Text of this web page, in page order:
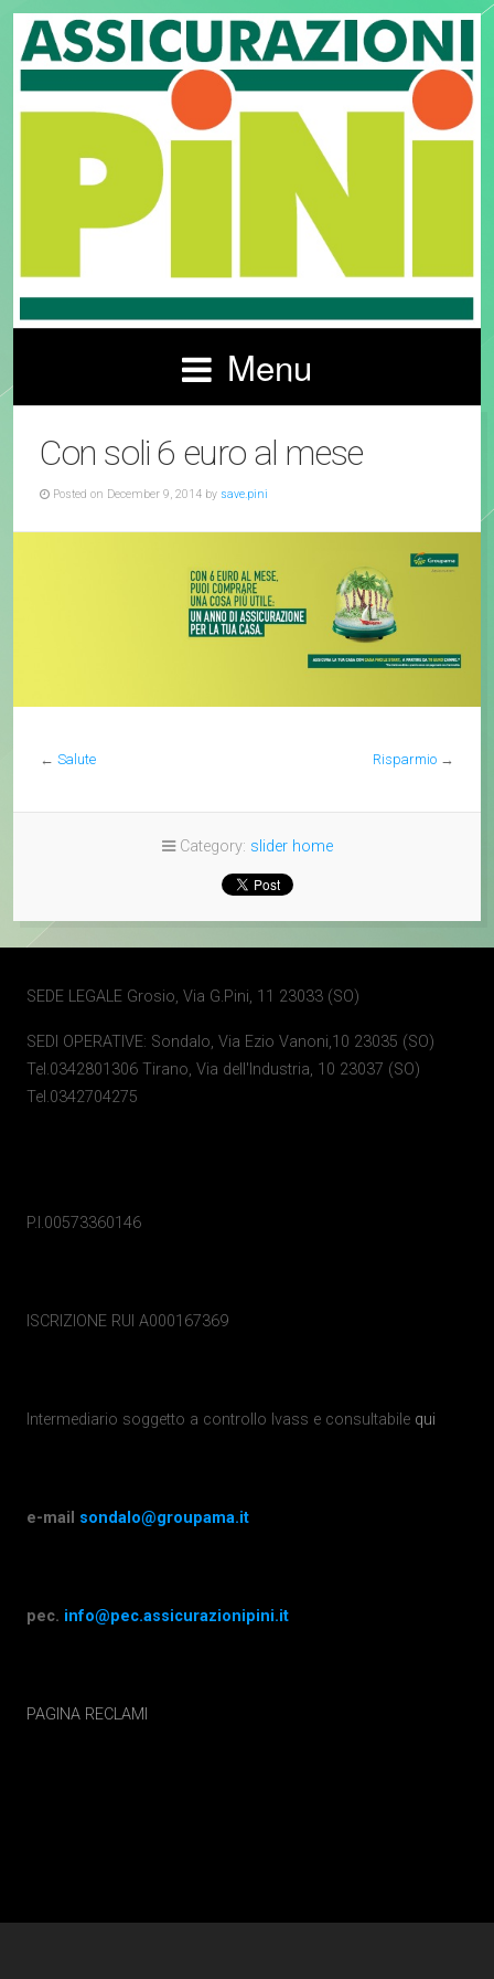
Menu
Con soli 6 euro al mese
Posted on December 9, 2014 by save.pini
← Salute Risparmio →
Category: slider home
SEDE LEGALE Grosio, Via G.Pini, 11 23033 (SO)
SEDI OPERATIVE: Sondalo, Via Ezio Vanoni,10 23035 (SO)
Tel.0342801306 Tirano, Via dell'Industria, 10 23037 (SO)
Tel.0342704275
P.I.00573360146
ISCRIZIONE RUI A000167369
Intermediario soggetto a controllo Ivass e consultabile qui
e-mail sondalo@groupama.it
pec. info@pec.assicurazionipini.it
PAGINA RECLAMI